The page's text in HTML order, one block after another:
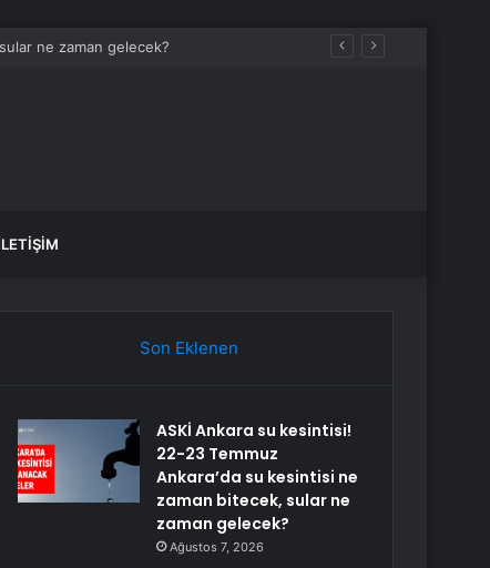
ne zaman gelecek?
Son Eklenen
ASKİ Ankara su kesintisi!
22-23 Temmuz
Ankara’da su kesintisi ne
zaman bitecek, sular ne
zaman gelecek?
Ağustos 7, 2026